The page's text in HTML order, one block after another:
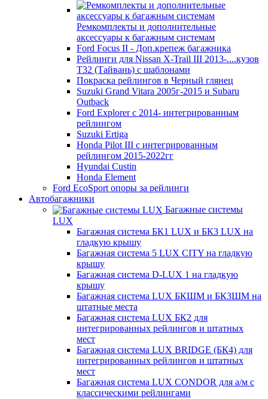
Ремкомплекты и дополнительные
аксессуары к багажным системам
Ford Focus II - Доп.крепеж багажника
Рейлинги для Nissan X-Trail III 2013-....кузов
T32 (Тайвань) с шаблонами
Покраска рейлингов в Черный глянец
Suzuki Grand Vitara 2005г-2015 и Subaru
Outback
Ford Explorer c 2014- интегрированным
рейлингом
Suzuki Ertiga
Honda Pilot III с интегрированным
рейлингом 2015-2022гг
Hyundai Custin
Honda Element
Ford EcoSport опоры за рейлинги
Автобагажники
Багажные системы
LUX
Багажная система БК1 LUX и БК3 LUX на
гладкую крышу
Багажная система 5 LUX CITY на гладкую
крышу
Багажная система D-LUX 1 на гладкую
крышу
Багажная система LUX БКШМ и БК3ШМ на
штатные места
Багажная система LUX БК2 для
интегрированных рейлингов и штатных
мест
Багажная система LUX BRIDGE (БК4) для
интегрированных рейлингов и штатных
мест
Багажная система LUX CONDOR для а/м с
классическими рейлингами